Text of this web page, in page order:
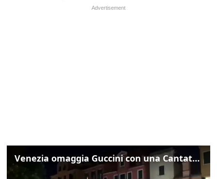
Venezia omaggia Guccini con una Cantata Anarchica in campo Santa Margherita